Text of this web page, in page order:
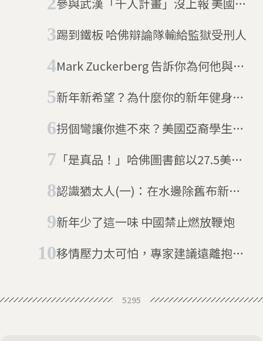
踢到鐵板 哈佛辯論隊輸給監獄受刑人
Mark Zuckerberg 告訴你為何他與賈
新年新希望？為什麼你的新年健身計
拐個彎讓你進不來？美國亞裔學生告
「是真品！」哈佛圖書館以27.5美元
憲章》正本
認識猶太人(一)：在水邊除舊布新的
新年少了這一味 中國禁止燃放鞭炮
移情壓力太可怕，專家建議遠離抱怨
5295